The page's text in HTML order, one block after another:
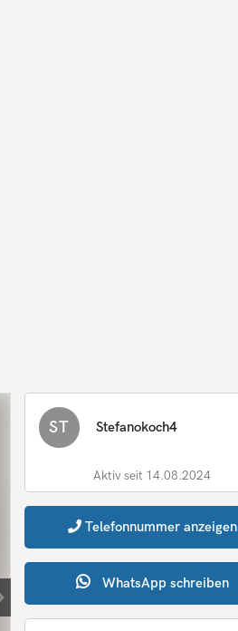
ST Stefanokoch4
Aktiv seit 14.08.2024
Telefonnummer anzeigen
WhatsApp schreiben